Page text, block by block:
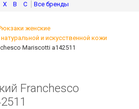
X В С
женские
и искусственной кожи
Mariscotti а142511
Franchesco